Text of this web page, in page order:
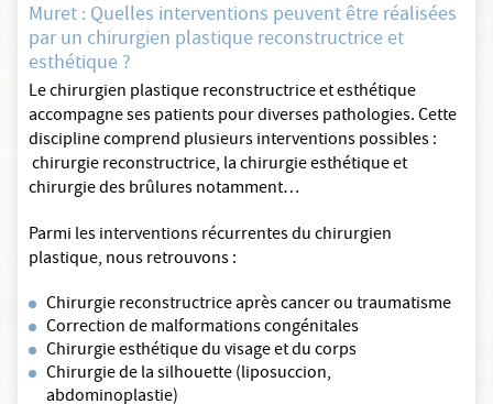
Muret : Quelles interventions peuvent être réalisées
par un chirurgien plastique reconstructrice et
esthétique ?
Le chirurgien plastique reconstructrice et esthétique
accompagne ses patients pour diverses pathologies. Cette
discipline comprend plusieurs interventions possibles :
chirurgie reconstructrice, la chirurgie esthétique et
chirurgie des brûlures notamment…
Parmi les interventions récurrentes du chirurgien
plastique, nous retrouvons :
Chirurgie reconstructrice après cancer ou traumatisme
Correction de malformations congénitales
Chirurgie esthétique du visage et du corps
Chirurgie de la silhouette (liposuccion,
abdominoplastie)